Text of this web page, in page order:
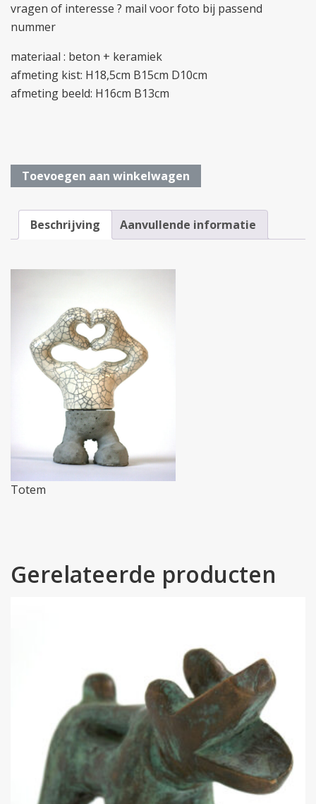
vragen of interesse ? mail voor foto bij passend
nummer
materiaal : beton + keramiek
afmeting kist: H18,5cm B15cm D10cm
afmeting beeld: H16cm B13cm
Totem
aantal
Toevoegen aan winkelwagen
Beschrijving Aanvullende informatie
Totem
Gerelateerde producten